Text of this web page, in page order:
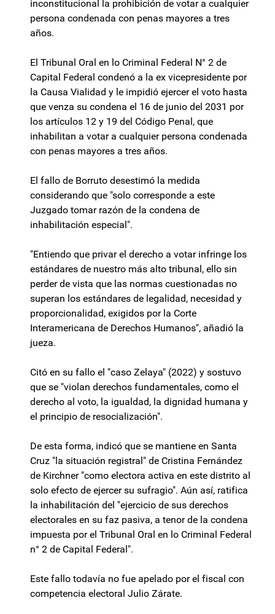
inconstitucional la prohibición de votar a cualquier
persona condenada con penas mayores a tres
años.
El Tribunal Oral en lo Criminal Federal N° 2 de
Capital Federal condenó a la ex vicepresidente por
la Causa Vialidad y le impidió ejercer el voto hasta
que venza su condena el 16 de junio del 2031 por
los artículos 12 y 19 del Código Penal, que
inhabilitan a votar a cualquier persona condenada
con penas mayores a tres años.
El fallo de Borruto desestimó la medida
considerando que "solo corresponde a este
Juzgado tomar razón de la condena de
inhabilitación especial".
"Entiendo que privar el derecho a votar infringe los
estándares de nuestro más alto tribunal, ello sin
perder de vista que las normas cuestionadas no
superan los estándares de legalidad, necesidad y
proporcionalidad, exigidos por la Corte
Interamericana de Derechos Humanos", añadió la
jueza.
Citó en su fallo el "caso Zelaya" (2022) y sostuvo
que se "violan derechos fundamentales, como el
derecho al voto, la igualdad, la dignidad humana y
el principio de resocialización".
De esta forma, indicó que se mantiene en Santa
Cruz "la situación registral" de Cristina Fernández
de Kirchner "como electora activa en este distrito al
solo efecto de ejercer su sufragio". Aún así, ratifica
la inhabilitación del "ejercicio de sus derechos
electorales en su faz pasiva, a tenor de la condena
impuesta por el Tribunal Oral en lo Criminal Federal
n° 2 de Capital Federal".
Este fallo todavía no fue apelado por el fiscal con
competencia electoral Julio Zárate.